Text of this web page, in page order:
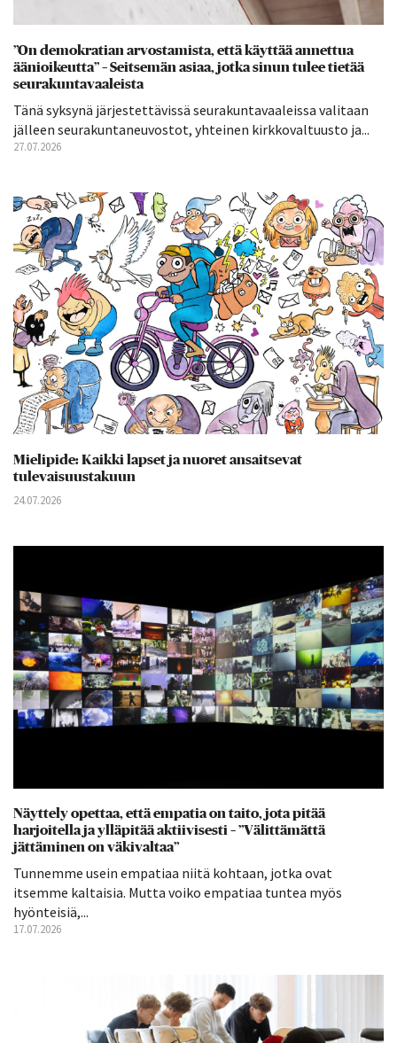
”On demokratian arvostamista, että käyttää annettua
äänioikeutta” – Seitsemän asiaa, jotka sinun tulee tietää
seurakuntavaaleista
Tänä syksynä järjestettävissä seurakuntavaaleissa valitaan
jälleen seurakuntaneuvostot, yhteinen kirkkovaltuusto ja...
27.07.2026
Mielipide: Kaikki lapset ja nuoret ansaitsevat
tulevaisuustakuun
24.07.2026
Näyttely opettaa, että empatia on taito, jota pitää
harjoitella ja ylläpitää aktiivisesti – ”Välittämättä
jättäminen on väkivaltaa”
Tunnemme usein empatiaa niitä kohtaan, jotka ovat
itsemme kaltaisia. Mutta voiko empatiaa tuntea myös
hyönteisiä,...
17.07.2026